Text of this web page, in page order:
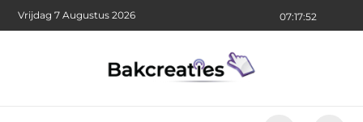
07:17:54
Vrijdag 7 Augustus 2026